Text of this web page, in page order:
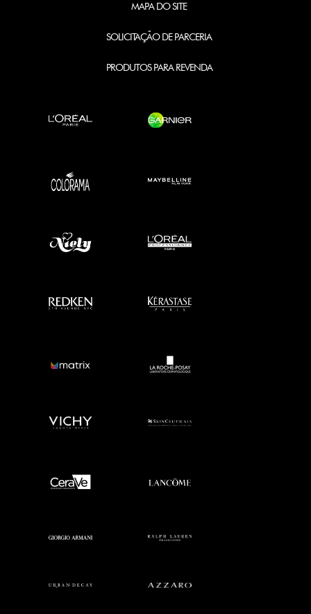
MAPA DO SITE
SOLICITAÇÃO DE PARCERIA
PRODUTOS PARA REVENDA